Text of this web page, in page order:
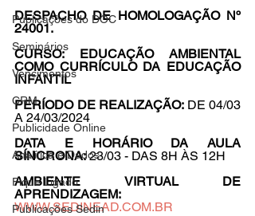
Publicações do DOC
Seminários
Vencimentos
CRM
Publicidade Online
Analítica e Dados
Fique Ligado
Publicações Sedin
DESPACHO DE HOMOLOGAÇÃO Nº
24001.
CURSO: EDUCAÇÃO AMBIENTAL
COMO CURRÍCULO DA EDUCAÇÃO
INFANTIL
PERÍODO DE REALIZAÇÃO: DE 04/03
A 24/03/2024
DATA E HORÁRIO DA AULA
SÍNCRONA: 23/03 - DAS 8H ÀS 12H
AMBIENTE VIRTUAL DE
APRENDIZAGEM:
WWW.SEDINEAD.COM.BR